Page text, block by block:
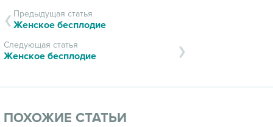
Предыдущая статья
Женское бесплодие
Следующая статья
Женское бесплодие
ПОХОЖИЕ СТАТЬИ